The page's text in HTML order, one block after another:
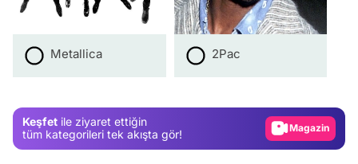
Metallica 2Pac
Keşfet ile ziyaret ettiğin
tüm kategorileri tek akışta gör!
Test
Magazin